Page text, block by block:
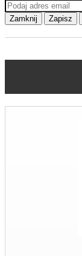
Zamknij Zapisz